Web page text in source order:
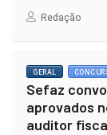
Redação
GERAL
Sefaz
aprovados
auditor